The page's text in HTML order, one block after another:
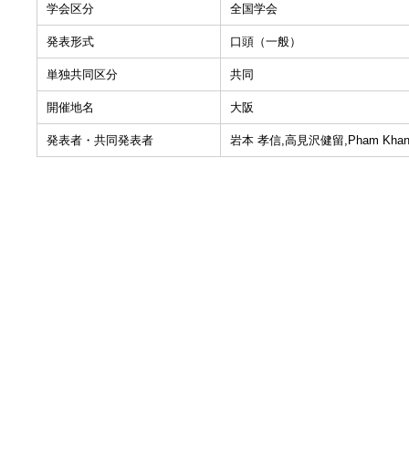
学会区分 全国学会
発表形式 口頭（一般）
単独共同区分 共同
開催地名 大阪
発表者・共同発表者 岩本 孝信,高見沢健留,Pham